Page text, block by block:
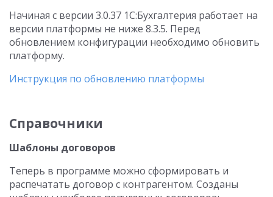
Начиная с версии 3.0.37 1С:Бухгалтерия работает на
версии платформы не ниже 8.3.5. Перед
обновлением конфигурации необходимо обновить
платформу.
Инструкция по обновлению платформы
Справочники
Шаблоны договоров
Теперь в программе можно сформировать и
распечатать договор с контрагентом. Созданы